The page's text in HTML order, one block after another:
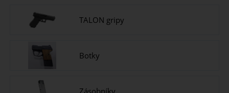
TALON gripy
Botky